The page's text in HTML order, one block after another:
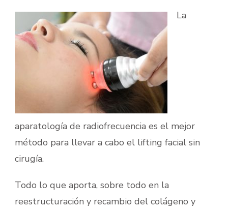
La
aparatología de radiofrecuencia es el mejor
método para llevar a cabo el lifting facial sin
cirugía.
Todo lo que aporta, sobre todo en la
reestructuración y recambio del colágeno y